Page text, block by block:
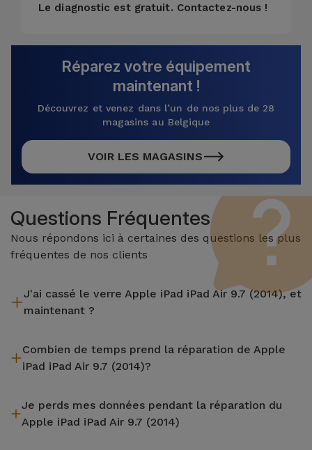
Le diagnostic est gratuit. Contactez-nous !
Réparez votre équipement
maintenant !
Découvrez et venez dans l’un de nos plus de 28
magasins au Belgique
VOIR LES MAGASINS
Questions Fréquentes
Nous répondons ici à certaines des questions les plus
fréquentes de nos clients
J'ai cassé le verre Apple iPad iPad Air 9.7 (2014), et
maintenant ?
de 2 ans. Trouvez le magasin le plus proche.
Combien de temps prend la réparation de Apple
iPad iPad Air 9.7 (2014)?
l'écran, sont effectuées en environ 20 à 30 minutes.
Je perds mes données pendant la réparation du
Apple iPad iPad Air 9.7 (2014)